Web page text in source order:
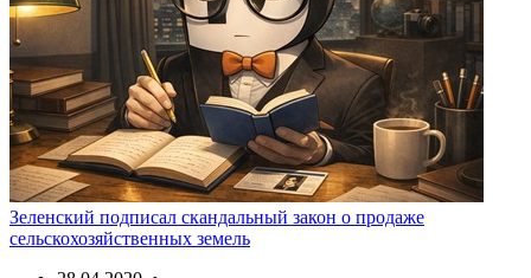
Зеленский подписал скандальный закон о продаже
сельскохозяйственных земель